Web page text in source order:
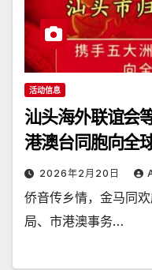
活动信息
汕头海外联谊会
港澳台同胞向全
2026年2月20日
侨音传乡情，金马同
局、市港澳事务…